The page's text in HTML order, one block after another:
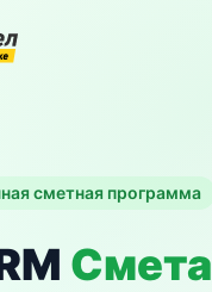
сметная программа
Смета